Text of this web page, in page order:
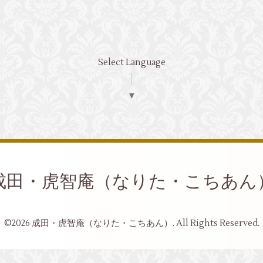
Select Language
▼
田・虎智庵（なりた・こちあん
©2026 成田・虎智庵（なりた・こちあん） . All Rights Reserved.